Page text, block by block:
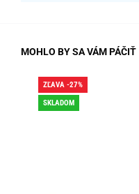
MOHLO BY SA VÁM PÁČIŤ
ZĽAVA -27%
SKLADOM